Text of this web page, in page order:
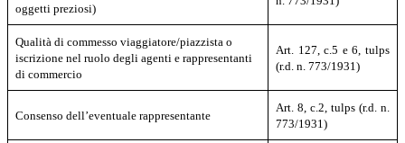
oggetti preziosi)
Qualità di commesso viaggiatore/piazzista o
iscrizione nel ruolo degli agenti e rappresentanti
di commercio
Art. 127, c.5 e 6, tulps
(r.d. n. 773/1931)
Consenso dell’eventuale rappresentante
Art. 8, c.2, tulps (r.d. n.
773/1931)